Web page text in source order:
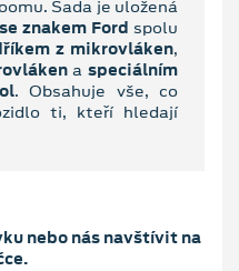
Sada je uložená
znakem Ford spolu
z mikrovláken,
aspeciálním
. Obsahuje vše, co
ti, kteří hledají
nebo nás navštívit na